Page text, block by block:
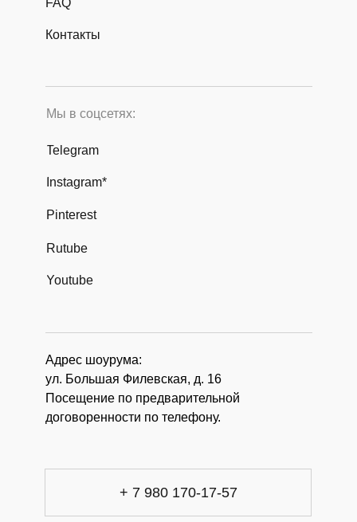
Адрес шоурума:
ул. Большая Филевская, д. 16
Посещение по предварительной
договоренности по телефону.
Мы в соцсетях:
Instagram*
Telegram
+ 7 980 170-17-57
Контакты
Pinterest
Rutube
Youtube